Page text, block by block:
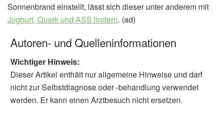
Sonnenbrand einstellt, lässt sich dieser unter anderem mit
Joghurt, Quark und ASS lindern. (ad)
Autoren- und Quelleninformationen
Wichtiger Hinweis:
Dieser Artikel enthält nur allgemeine Hinweise und darf
nicht zur Selbstdiagnose oder -behandlung verwendet
werden. Er kann einen Arztbesuch nicht ersetzen.